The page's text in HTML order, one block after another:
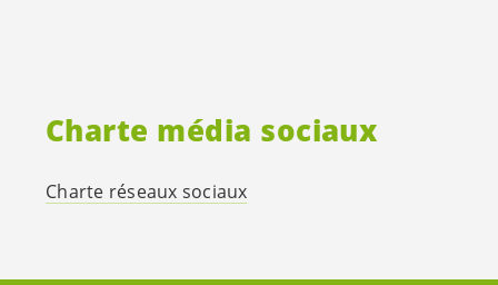
Charte média sociaux
Charte réseaux sociaux